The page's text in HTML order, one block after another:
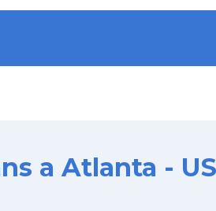
a Atlanta -